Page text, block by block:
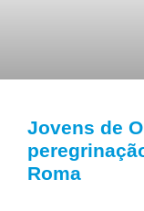
Jovens de
Roma